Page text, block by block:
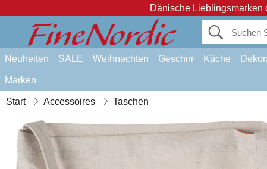
Dänische Lieblingsmarken
Neuheiten SALE Weihnachten Geschirr Küche
Marken
Start Accessoires Taschen